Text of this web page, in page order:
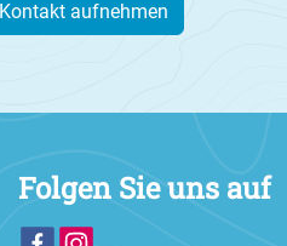
Kontakt aufnehmen
Folgen Sie uns auf